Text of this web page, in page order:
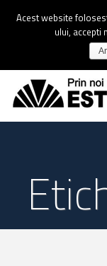
Acest website
ului, accepti